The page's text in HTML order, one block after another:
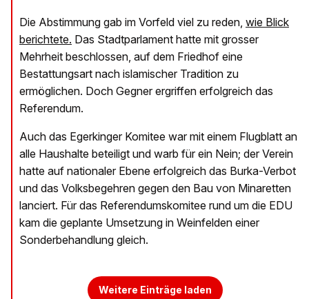
Die Abstimmung gab im Vorfeld viel zu reden, ​ wie Blick
berichtete. ​ Das Stadtparlament hatte mit grosser
Mehrheit beschlossen, auf dem Friedhof eine
Bestattungsart nach islamischer Tradition zu
ermöglichen. Doch Gegner ergriffen erfolgreich das
Referendum.
Auch das Egerkinger Komitee war mit einem Flugblatt an
alle Haushalte beteiligt und warb für ein Nein; der Verein
hatte auf nationaler Ebene erfolgreich das Burka-Verbot
und das Volksbegehren gegen den Bau von Minaretten
lanciert. Für das Referendumskomitee rund um die EDU
kam die geplante Umsetzung in Weinfelden einer
Sonderbehandlung gleich.
Weitere Einträge laden